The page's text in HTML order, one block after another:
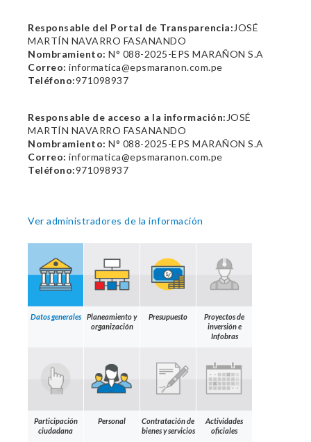
Responsable del Portal de Transparencia: JOSÉ
MARTÍN NAVARRO FASANANDO
Nombramiento: N° 088-2025-EPS MARAÑON S.A
Correo: informatica@epsmaranon.com.pe
Teléfono:971098937
Responsable de acceso a la información: JOSÉ
MARTÍN NAVARRO FASANANDO
Nombramiento: N° 088-2025-EPS MARAÑON S.A
Correo: informatica@epsmaranon.com.pe
Teléfono:971098937
Ver administradores de la información
Datos generales
Planeamiento y
organización
Presupuesto
Proyectos de
inversión e
Infobras
Participación
ciudadana
Personal
Contratación de
bienes y servicios
Actividades
oficiales